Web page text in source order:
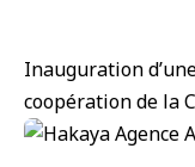
Inauguration
coopération de la